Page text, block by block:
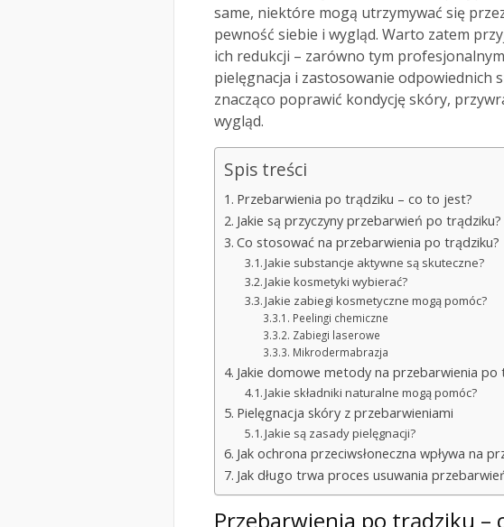
same, niektóre mogą utrzymywać się przez
pewność siebie i wygląd. Warto zatem
ich redukcji – zarówno tym
pielęgnacja i zastosowanie odpowiednich
znacząco poprawić kondycję skóry,
wygląd.
Spis treści
Przebarwienia po trądziku – co to jest?
Jakie są przyczyny przebarwień po trądziku?
Co stosować na przebarwienia po trądziku?
Jakie substancje aktywne są skuteczne?
Jakie kosmetyki wybierać?
Jakie zabiegi kosmetyczne mogą pomóc?
Peelingi chemiczne
Zabiegi laserowe
Mikrodermabrazja
Jakie domowe metody na przebarwienia
Jakie składniki naturalne mogą pomóc?
Pielęgnacja skóry z przebarwieniami
Jakie są zasady pielęgnacji?
Jak ochrona przeciwsłoneczna wpływa na
Jak długo trwa proces usuwania
Przebarwienia po trądziku –